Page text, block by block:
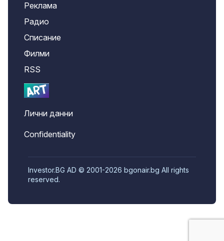
Реклама
Радио
Списание
Филми
RSS
Лични данни
Confidentiality
Investor.BG AD © 2001-2026 bgonair.bg All rights
reserved.